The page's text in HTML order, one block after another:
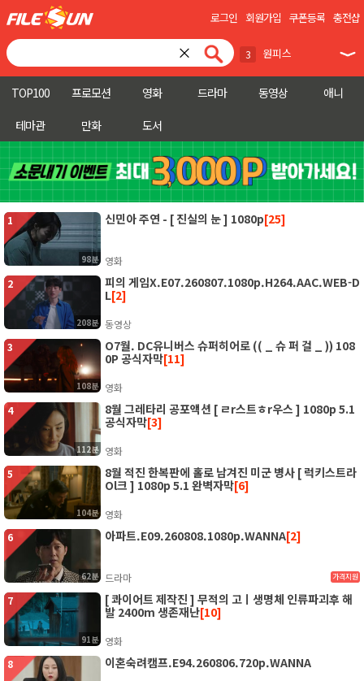
로그인 회원가입 쿠폰등록 충전샵
× 3 원피스
엿같은 사랑
천재여우
8 재벌X형사
9 불꽃야구
1 킬러들
TOP100 프로모션 영화 드라마 동영상
애니
테마관
만화 도서
98분
1 신민아 주연 - [ 진실의 눈 ] 1080p[25]
영화
208분
2
피의 게임X.E07.260807.1080p.H264.AAC.WEB-D
L[2]
동영상
108분
3
O7월. DC유니버스 슈퍼히어로 (( _ 슈 퍼 걸 _ )) 108
0P 공식자막[11]
영화
112분
4
8월 그레타리 공포액션 [ ㄹr스트ㅎr우스 ] 1080p 5.1
공식자막[3]
영화
104분
5
8월 적진 한복판에 홀로 남겨진 미군 병사 [ 럭키스트라
Ol크 ] 1080p 5.1 완벽자막[6]
영화
62분
6 아파트.E09.260808.1080p.WANNA[2]
드라마 가격지원
91분
7
[ 콰이어트 제작진 ] 무적의 고ㅣ생명체 인류파괴후 해
발 2400m 생존재난[10]
영화
8 이혼숙려캠프.E94.260806.720p.WANNA